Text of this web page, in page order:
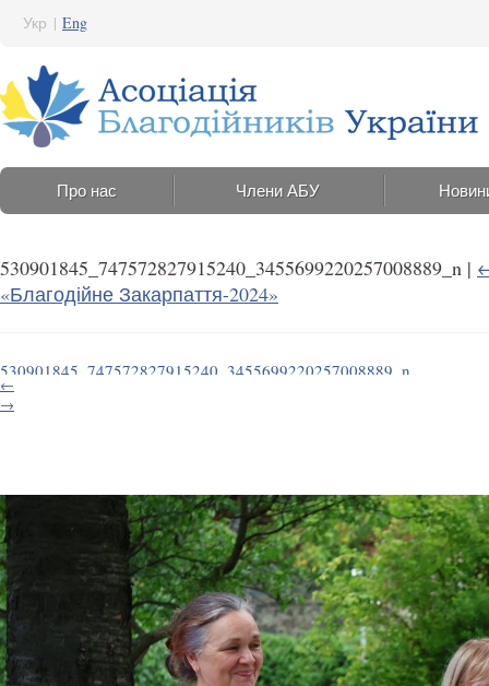
Укр | Eng
Про нас Члени АБУ
530901845_747572827915240_3455699220257008889_n |
«Благодійне Закарпаття-2024»
530901845_747572827915240_3455699220257008889_n
13 Серпня 2025 12:30
←
→